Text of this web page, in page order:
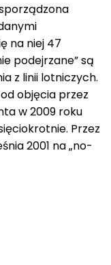
na niej 47
podejrzane” są
z linii lotniczych.
objęcia przez
w 2009 roku
Przez
2001 na „no-